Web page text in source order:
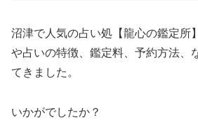
沼津で人気の占い処【龍心の鑑定所
や占いの特徴、鑑定料、予約方法、
てきました。
いかがでしたか？